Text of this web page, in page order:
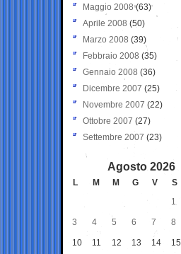
Maggio 2008(63)
Aprile 2008 (50)
Marzo 2008 (39)
Febbraio 2008 (35)
Gennaio 2008 (36)
Dicembre 2007 (25)
Novembre 2007 (22)
Ottobre 2007 (27)
Settembre 2007 (23)
Agosto 2026
L M M G V S
1
3 4 5 6 7 8
10 11 12 13 14 15